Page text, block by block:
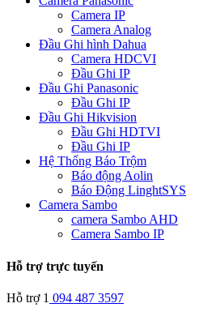
Camera IP
Camera Analog
Đầu Ghi hình Dahua
Camera HDCVI
Đầu Ghi IP
Đầu Ghi Panasonic
Đầu Ghi IP
Đầu Ghi Hikvision
Đầu Ghi HDTVI
Đầu Ghi IP
Hệ Thống Báo Trộm
Báo động Aolin
Báo Động LinghtSYS
Camera Sambo
camera Sambo AHD
Camera Sambo IP
Hỗ trợ trực tuyến
Hỗ trợ 1 094 487 3597